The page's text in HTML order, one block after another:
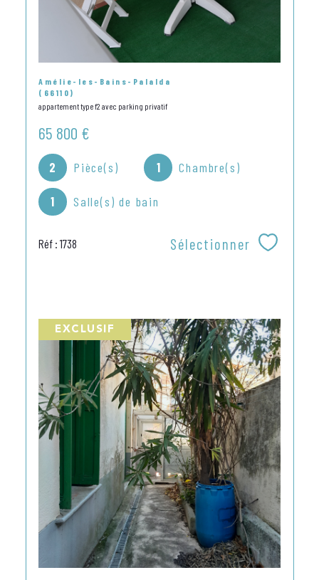
Amélie-les-Bains-Palalda
(66110)
appartement type f2 avec parking privatif
65 800 €
2 Pièce(s) 1 Chambre(s)
1 Salle(s) de bain
Réf : 1738 Sélectionner
EXCLUSIF